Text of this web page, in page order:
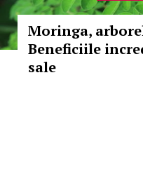
Moringa,
Beneficiile
sale